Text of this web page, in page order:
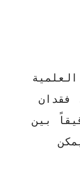
فقدان
بين